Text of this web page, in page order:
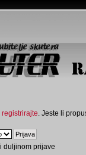
registrirajte . Jeste li
duljinom prijave